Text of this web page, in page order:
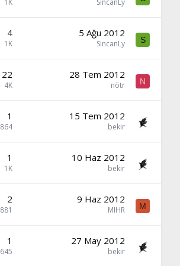
1K SincanLy
4
1K
5 Ağu 2012
SincanLy S
22
4K
28 Tem 2012
nötr N
1
864
15 Tem 2012
bekir
1
1K
10 Haz 2012
bekir
2
881
9 Haz 2012
MIHR M
1
645
27 May 2012
bekir